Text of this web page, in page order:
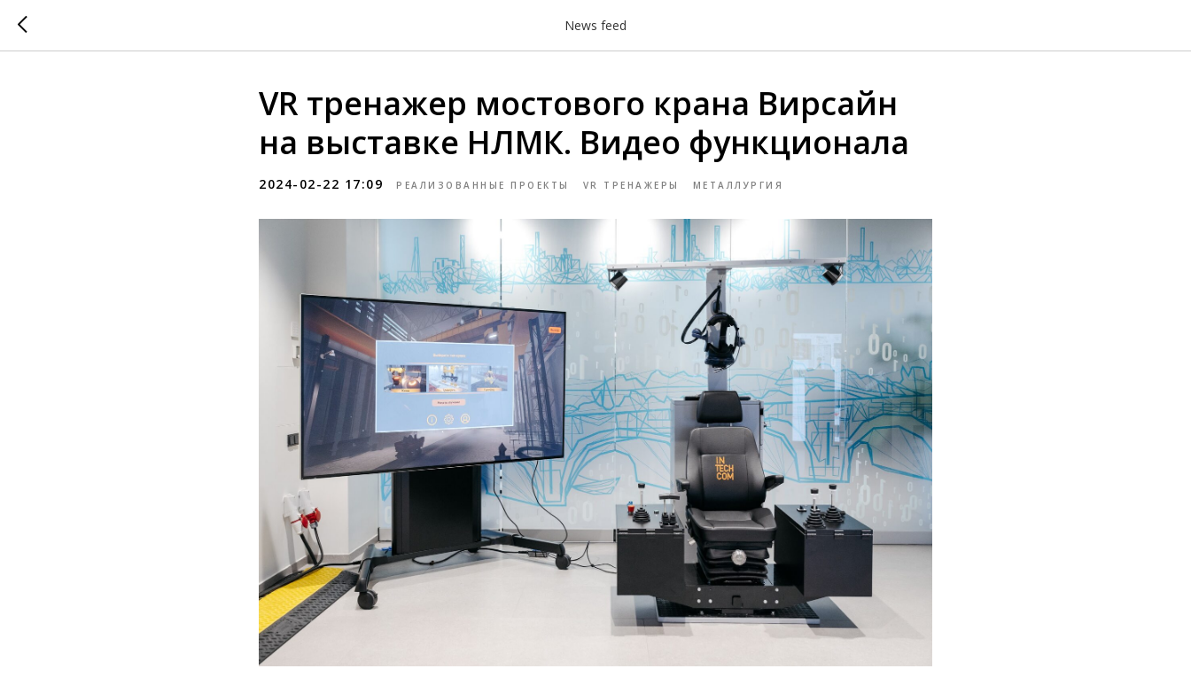
News feed
VR тренажер мостового крана Вирсайн
на выставке НЛМК. Видео функционала
2024-02-22 17:09 РЕАЛИЗОВАННЫЕ ПРОЕКТЫ VR ТРЕНАЖЕРЫ МЕТАЛЛУРГИЯ